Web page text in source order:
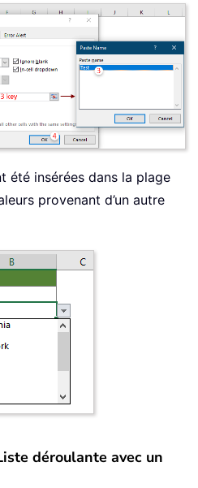
été insérées dans la plage
provenant d’un autre
déroulante avec un